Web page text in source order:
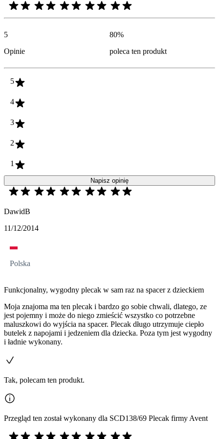
5
Opinie
80%
poleca ten produkt
5
4
3
2
1
Napisz opinię
DawidB
11/12/2014
Polska
Funkcjonalny, wygodny plecak w sam raz na spacer z dzieckiem
Moja znajoma ma ten plecak i bardzo go sobie chwali, dlatego, ze
jest pojemny i może do niego zmieścić wszystko co potrzebne
maluszkowi do wyjścia na spacer. Plecak długo utrzymuje ciepło
butelek z napojami i jedzeniem dla dziecka. Poza tym jest wygodny
i ładnie wykonany.
Tak, polecam ten produkt.
Przegląd ten został wykonany dla SCD138/69 Plecak firmy Avent